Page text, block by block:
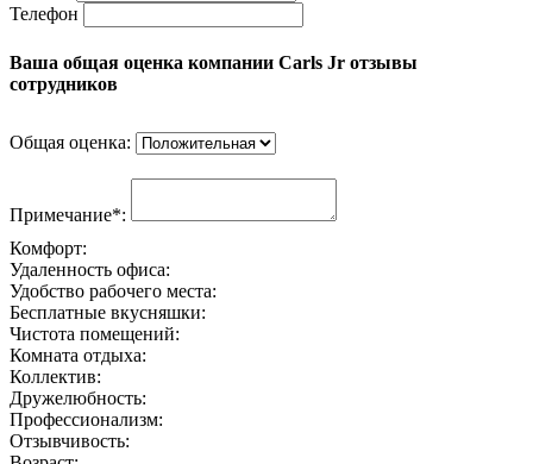
Телефон
Ваша общая оценка компании Carls Jr отзывы
сотрудников
Общая оценка:
Примечание*:
Комфорт:
Удаленность офиса:
Удобство рабочего места:
Бесплатные вкусняшки:
Чистота помещений:
Комната отдыха:
Коллектив:
Дружелюбность:
Профессионализм:
Отзывчивость: